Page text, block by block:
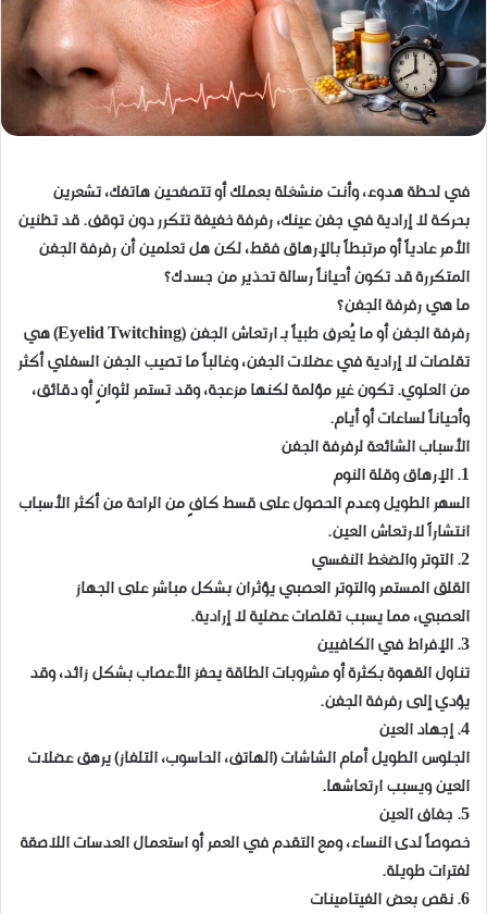
في لحظة هدوء، وأنت منشغلة بعملك أو تتصفحين هاتفك، تشعرين
بحركة لا إرادية في جفن عينك، رفرفة خفيفة تتكرر دون توقف. قد تظنين
الأمر عادياً أو مرتبطاً بالإرهاق فقط، لكن هل تعلمين أن رفرفة الجفن
المتكررة قد تكون أحياناً رسالة تحذير من جسدك؟
ما هي رفرفة الجفن؟
رفرفة الجفن أو ما يُعرف طبياً بـ ارتعاش الجفن (Eyelid Twitching) هي
تقلصات لا إرادية في عضلات الجفن، وغالباً ما تصيب الجفن السفلي أكثر
من العلوي. تكون غير مؤلمة لكنها مزعجة، وقد تستمر لثوانٍ أو دقائق،
وأحياناً لساعات أو أيام.
الأسباب الشائعة لرفرفة الجفن
1. الإرهاق وقلة النوم
السهر الطويل وعدم الحصول على قسط كافٍ من الراحة من أكثر الأسباب
انتشاراً لارتعاش العين.
2. التوتر والضغط النفسي
القلق المستمر والتوتر العصبي يؤثران بشكل مباشر على الجهاز
العصبي، مما يسبب تقلصات عضلية لا إرادية.
3. الإفراط في الكافيين
تناول القهوة بكثرة أو مشروبات الطاقة يحفز الأعصاب بشكل زائد، وقد
يؤدي إلى رفرفة الجفن.
4. إجهاد العين
الجلوس الطويل أمام الشاشات (الهاتف، الحاسوب، التلفاز) يرهق عضلات
العين ويسبب ارتعاشها.
5. جفاف العين
خصوصاً لدى النساء، ومع التقدم في العمر أو استعمال العدسات اللاصقة
لفترات طويلة.
6. نقص بعض الفيتامينات